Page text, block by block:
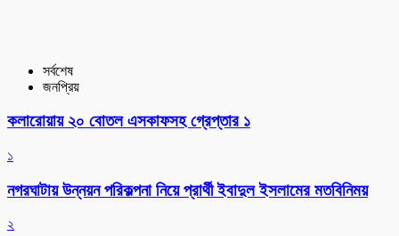
সর্বশেষ
জনপ্রিয়
কলারোয়ায় ২০ বোতল এসকাফসহ গ্রেপ্তার ১
১
নগরঘাটায় উন্নয়ন পরিকল্পনা নিয়ে প্রার্থী ইবাদুল ইসলামের মতবিনিময়
২